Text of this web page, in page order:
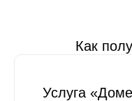
Как
Услуга